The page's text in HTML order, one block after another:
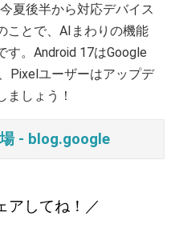
夏後半から対応デバイス
ことで、AIまわりの機能
す。Android 17はGoogle
Pixelユーザーはアップデ
ましょう！
‐ blog.google
アしてね！／